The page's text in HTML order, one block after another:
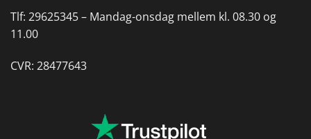
Tlf: 29625345 – Mandag-onsdag mellem kl. 08.30 og
11.00
CVR: 28477643